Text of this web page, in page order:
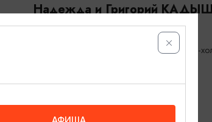
Надежда и Григорий
Светлогорск, Театр эстрады «Янтарь-